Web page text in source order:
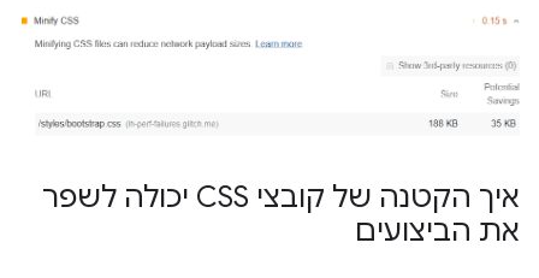
איך הקטנה של קובצי CSS יכולה לשפר
את הביצועים